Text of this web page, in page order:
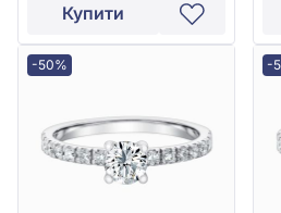
Купити
-50% -